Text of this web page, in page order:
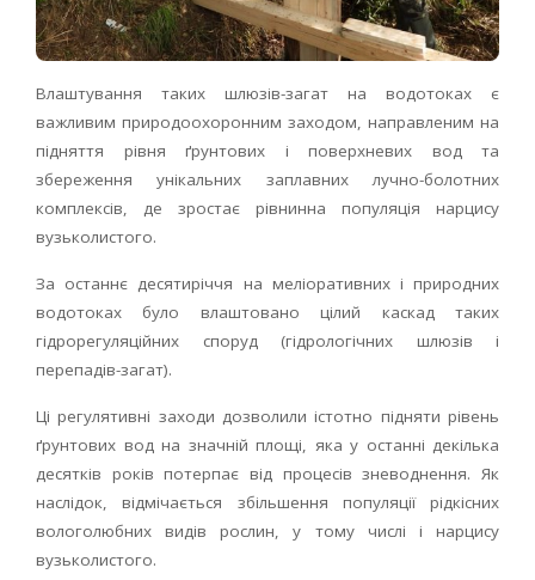
Влаштування таких шлюзів-загат на водотоках є
важливим природоохоронним заходом, направленим на
підняття рівня ґрунтових і поверхневих вод та
збереження унікальних заплавних лучно-болотних
комплексів, де зростає рівнинна популяція нарцису
вузьколистого.
За останнє десятиріччя на меліоративних і природних
водотоках було влаштовано цілий каскад таких
гідрорегуляційних споруд (гідрологічних шлюзів і
перепадів-загат).
Ці регулятивні заходи дозволили істотно підняти рівень
ґрунтових вод на значній площі, яка у останні декілька
десятків років потерпає від процесів зневоднення. Як
наслідок, відмічається збільшення популяції рідкісних
вологолюбних видів рослин, у тому числі і нарцису
вузьколистого.